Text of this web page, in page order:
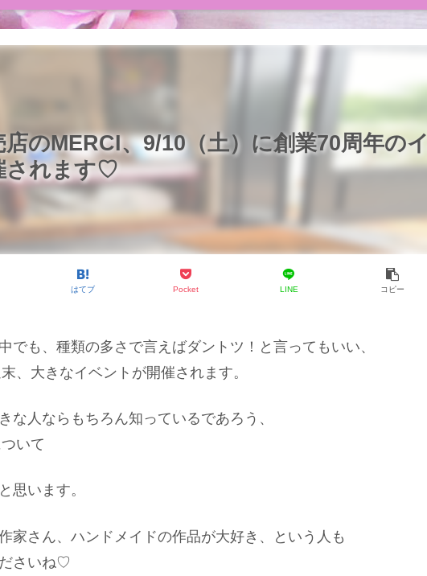
店のMERCI、9/10（土）に創業70周年のイ
されます♡
はてブ Pocket LINE コピー
でも、種類の多さで言えばダントツ！と言ってもいい、
、大きなイベントが開催されます。
な人ならもちろん知っているであろう、
いて
思います。
家さん、ハンドメイドの作品が大好き、という人も
さいね♡